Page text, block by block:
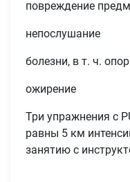
повреждение
непослушание
болезни, в т. ч.
ожирение
Три упражнения с
равны 5 км
занятию с
Имя